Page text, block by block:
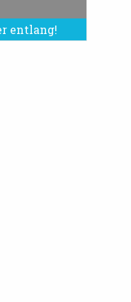
entlang!